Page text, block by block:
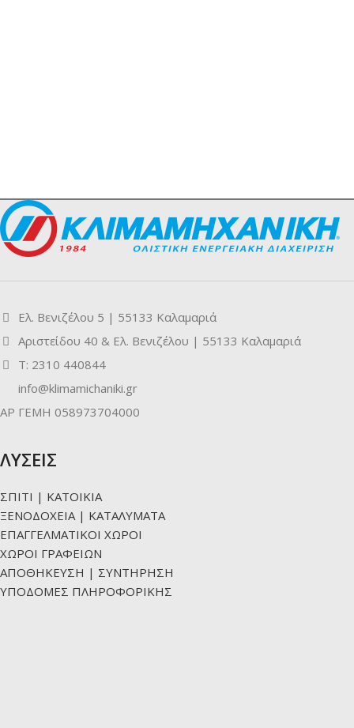
Ελ. Βενιζέλου 5 | 55133 Καλαμαριά
Αριστείδου 40 & Ελ. Βενιζέλου | 55133 Καλαμαριά
Τ: 2310 440844
info@klimamichaniki.gr
ΑΡ ΓΕΜΗ 058973704000
ΛΥΣΕΙΣ
ΣΠΙΤΙ | ΚΑΤΟΙΚΙΑ
ΞΕΝΟΔΟΧΕΙΑ | ΚΑΤΑΛΥΜΑΤΑ
ΕΠΑΓΓΕΛΜΑΤΙΚΟΙ ΧΩΡΟΙ
ΧΩΡΟΙ ΓΡΑΦΕΙΩΝ
ΑΠΟΘΗΚΕΥΣΗ | ΣΥΝΤΗΡΗΣΗ
ΥΠΟΔΟΜΕΣ ΠΛΗΡΟΦΟΡΙΚΗΣ